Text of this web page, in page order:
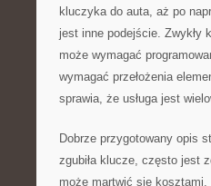
kluczyka do auta, aż po
jest inne podejście. Zwykły
może wymagać
wymagać przełożenia
sprawia, że usługa jest
Dobrze przygotowany opis
zgubiła klucze, często jest
może martwić się